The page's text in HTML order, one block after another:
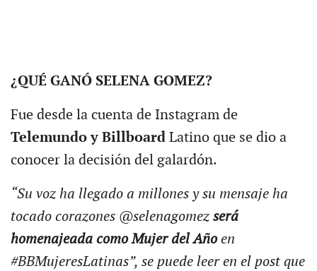
¿QUÉ GANÓ SELENA GOMEZ?
Fue desde la cuenta de Instagram de
Telemundo y BillboardLatino que se dio a
conocer la decisión del galardón.
“Su voz ha llegado a millones y su mensaje ha
tocado corazones @selenagomezserá
homenajeada como Mujer del Añoen
#BBMujeresLatinas”, se puede leer en el post que